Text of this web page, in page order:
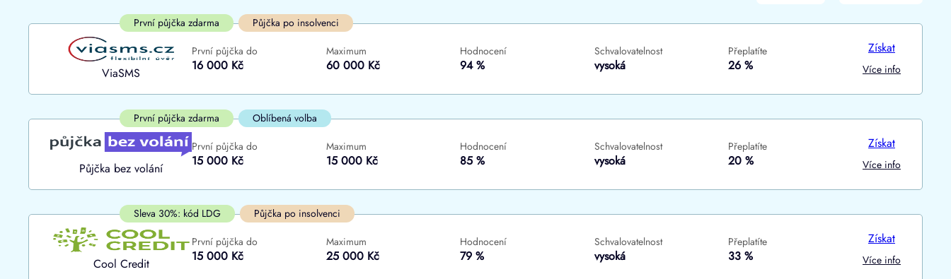
Do
První půjčka zdarma
ano
První půjčka zdarma Půjčka po insolvenci
ViaSMS
První půjčka do
16 000 Kč
Maximum
60 000 Kč
Hodnocení
94 %
Schvalovatelnost
vysoká
Přeplatíte
26 %
Získat
Více info
První půjčka zdarma Oblíbená volba
Půjčka bez volání
První půjčka do
15 000 Kč
Maximum
15 000 Kč
Hodnocení
85 %
Schvalovatelnost
vysoká
Přeplatíte
20 %
Získat
Více info
Sleva 30%: kód LDG Půjčka po insolvenci
Cool Credit
První půjčka do
15 000 Kč
Maximum
25 000 Kč
Hodnocení
79 %
Schvalovatelnost
vysoká
Přeplatíte
33 %
Získat
Více info